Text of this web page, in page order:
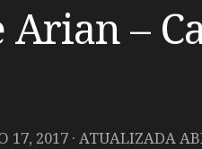
Arian –
17, 2017 · ATUALIZADA